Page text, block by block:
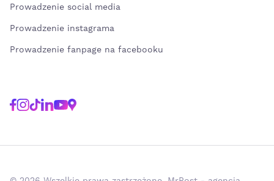
Prowadzenie social media
Prowadzenie instagrama
Prowadzenie fanpage na facebooku